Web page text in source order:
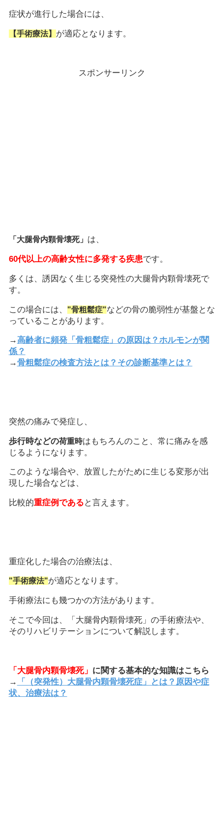
症状が進行した場合には、
【手術療法】 が適応となります。
スポンサーリンク
「大腿骨内顆骨壊死」 は、
60代以上の高齢女性に多発する疾患です。
多くは、誘因なく生じる突発性の大腿骨内顆骨壊死で
す。
この場合には、 "骨粗鬆症"などの骨の脆弱性が基盤とな
っていることがあります。
→ 高齢者に頻発「骨粗鬆症」の原因は？ホルモンが関
係？
→骨粗鬆症の検査方法とは？その診断基準とは？
突然の痛みで発症し、
歩行時などの荷重時はもちろんのこと、常に痛みを感
じるようになります。
このような場合や、放置したがために生じる変形が出
現した場合などは、
比較的重症例である と言えます。
重症化した場合の治療法は、
"手術療法"が適応となります。
手術療法にも幾つかの方法があります。
そこで今回は、「大腿骨内顆骨壊死」の手術療法や、
そのリハビリテーションについて解説します。
「大腿骨内顆骨壊死」 に関する基本的な知識はこちら
→
「（突発性）大腿骨内顆骨壊死症」とは？原因や症
状、治療法は？